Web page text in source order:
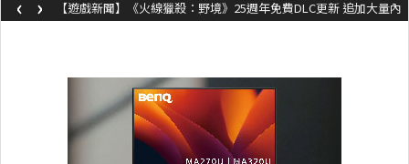
【遊戲新聞】《火線獵殺：野境》25週年免費DLC更新 追加大量內
容同時系舊作限時超平價折扣
‹ ›